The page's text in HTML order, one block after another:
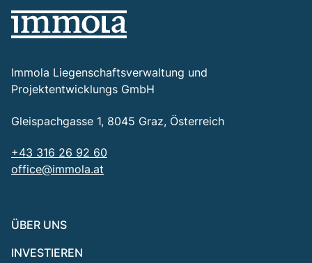
Immola Liegenschaftsverwaltung und
Projektentwicklungs GmbH
Gleispachgasse 1, 8045 Graz, Österreich
+43 316 26 92 60
office@immola.at
ÜBER UNS
INVESTIEREN